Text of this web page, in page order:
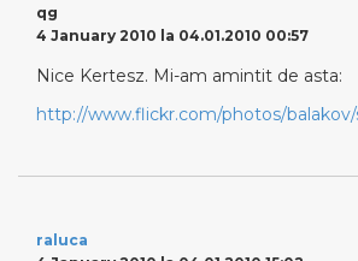
qg
4 January 2010 la 04.01.2010 00:57
Nice Kertesz. Mi-am amintit de asta:
http://www.flickr.com/photos/balakov/
raluca